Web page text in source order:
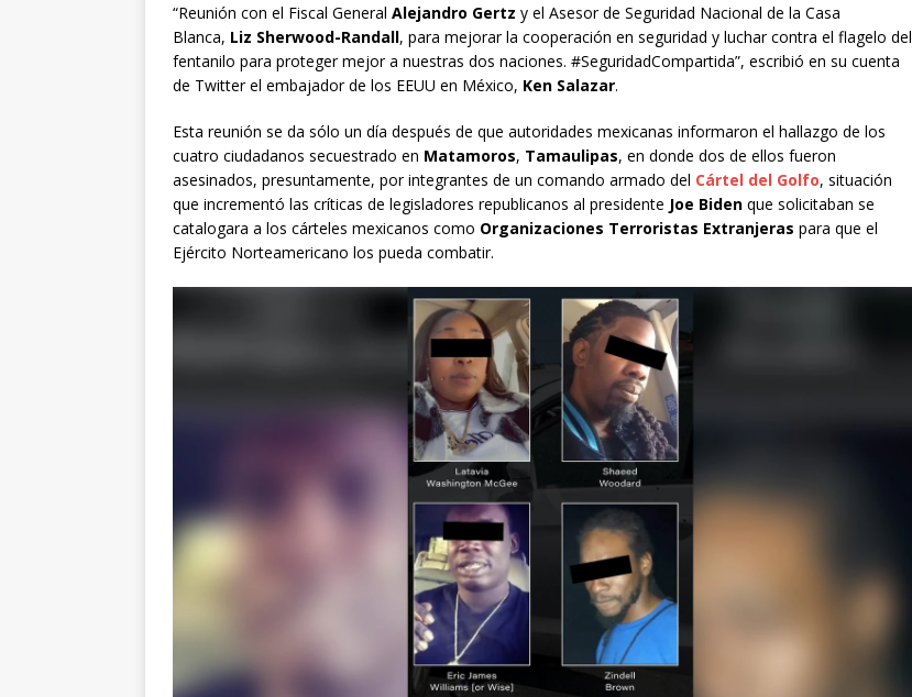
“Reunión con el Fiscal General Alejandro Gertz y el Asesor de Seguridad Nacional de la Casa
Blanca, Liz Sherwood-Randall, para mejorar la cooperación en seguridad y luchar contra el flagelo del
fentanilo para proteger mejor a nuestras dos naciones. #SeguridadCompartida”, escribió en su cuenta
de Twitter el embajador de los EEUU en México, Ken Salazar.
Esta reunión se da sólo un día después de que autoridades mexicanas informaron el hallazgo de los
cuatro ciudadanos secuestrado en Matamoros, Tamaulipas, en donde dos de ellos fueron
asesinados, presuntamente, por integrantes de un comando armado del Cártel del Golfo, situación
que incrementó las críticas de legisladores republicanos al presidente Joe Biden que solicitaban se
catalogara a los cárteles mexicanos como Organizaciones Terroristas Extranjeras para que el
Ejército Norteamericano los pueda combatir.